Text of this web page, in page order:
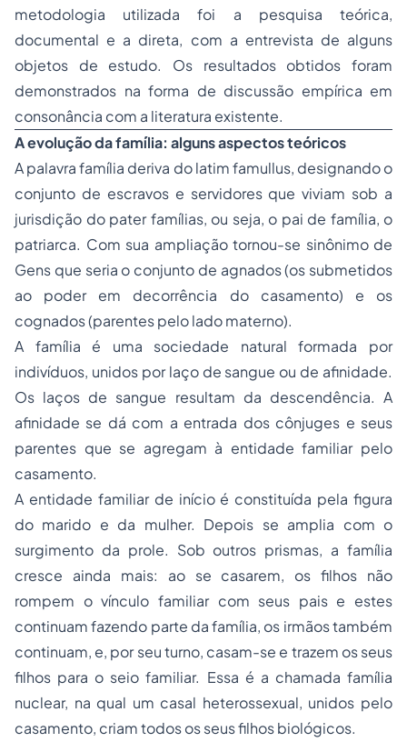
metodologia utilizada foi a pesquisa teórica,
documental e a direta, com a entrevista de alguns
objetos de estudo. Os resultados obtidos foram
demonstrados na forma de discussão empírica em
consonância com a literatura existente.
A evolução da família: alguns aspectos teóricos
A palavra família deriva do latim famullus, designando o
conjunto de escravos e servidores que viviam sob a
jurisdição do pater famílias, ou seja, o pai de família, o
patriarca. Com sua ampliação tornou-se sinônimo de
Gens que seria o conjunto de agnados (os submetidos
ao poder em decorrência do casamento) e os
cognados (parentes pelo lado materno).
A família é uma sociedade natural formada por
indivíduos, unidos por laço de sangue ou de afinidade.
Os laços de sangue resultam da descendência. A
afinidade se dá com a entrada dos cônjuges e seus
parentes que se agregam à entidade familiar pelo
casamento.
A entidade familiar de início é constituída pela figura
do marido e da mulher. Depois se amplia com o
surgimento da prole. Sob outros prismas, a família
cresce ainda mais: ao se casarem, os filhos não
rompem o vínculo familiar com seus pais e estes
continuam fazendo parte da família, os irmãos também
continuam, e, por seu turno, casam-se e trazem os seus
filhos para o seio familiar. Essa é a chamada família
nuclear, na qual um casal heterossexual, unidos pelo
casamento, criam todos os seus filhos biológicos.